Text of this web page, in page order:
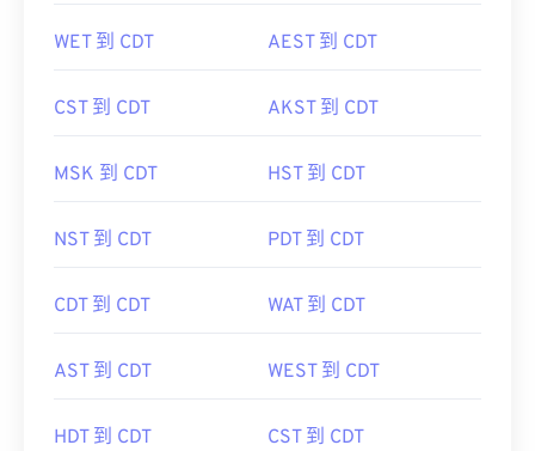
WET 到 CDT AEST 到 CDT
CST 到 CDT AKST 到 CDT
MSK 到 CDT HST 到 CDT
NST 到 CDT PDT 到 CDT
CDT 到 CDT WAT 到 CDT
AST 到 CDT WEST 到 CDT
HDT 到 CDT CST 到 CDT